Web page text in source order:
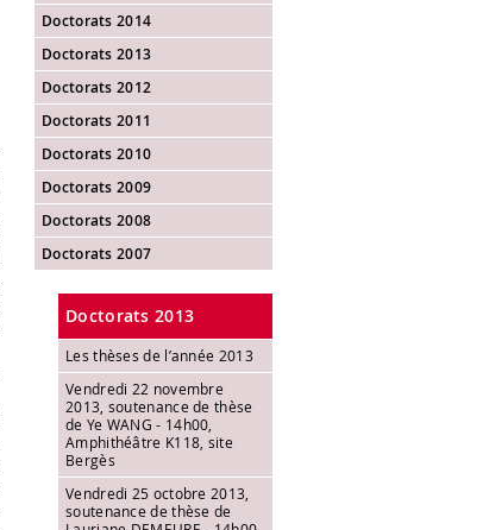
Doctorats 2014
Doctorats 2013
Doctorats 2012
Doctorats 2011
Doctorats 2010
Doctorats 2009
Doctorats 2008
Doctorats 2007
Doctorats 2013
Les thèses de l’année 2013
Vendredi 22 novembre
2013, soutenance de thèse
de Ye WANG - 14h00,
Amphithéâtre K118, site
Bergès
Vendredi 25 octobre 2013,
soutenance de thèse de